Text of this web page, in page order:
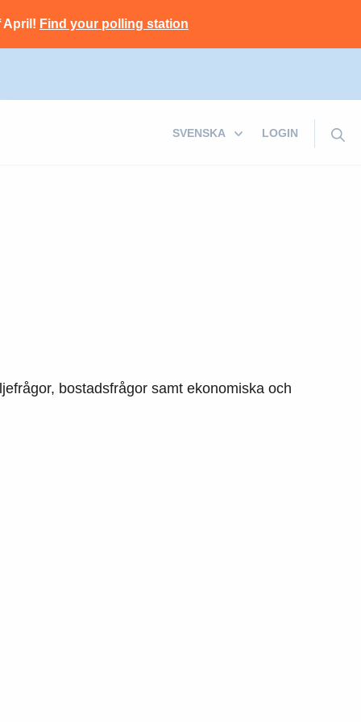
April! Find your polling station
LOGIN
bostadsfrågor samt ekonomiska och